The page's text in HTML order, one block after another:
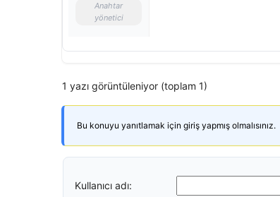
Anahtar
yönetici
1 yazı görüntüleniyor (toplam 1)
Bu konuyu yanıtlamak için giriş yapmış olmalısınız.
Kullanıcı adı: